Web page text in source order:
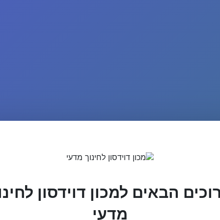
הבאים למכון דוידסון
מדעי